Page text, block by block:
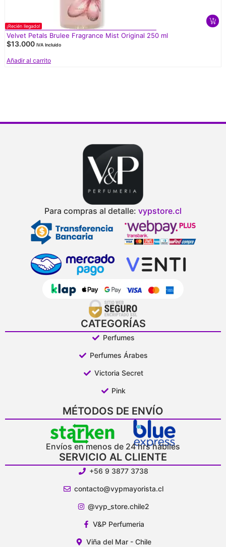
¡Recién llegado!
Velvet Petals Brulee Fragrance Mist Original 250 ml
$13.000 IVA Incluido
Añadir al carrito
Para compras al detalle: vypstore.cl
CATEGORÍAS
Perfumes
Perfumes Árabes
Victoria Secret
Pink
MÉTODOS DE ENVÍO
Envíos en menos de 24 hrs hábiles
SERVICIO AL CLIENTE
+56 9 3877 3738
contacto@vypmayorista.cl
@vyp_store.chile2
V&P Perfumeria
Viña del Mar - Chile